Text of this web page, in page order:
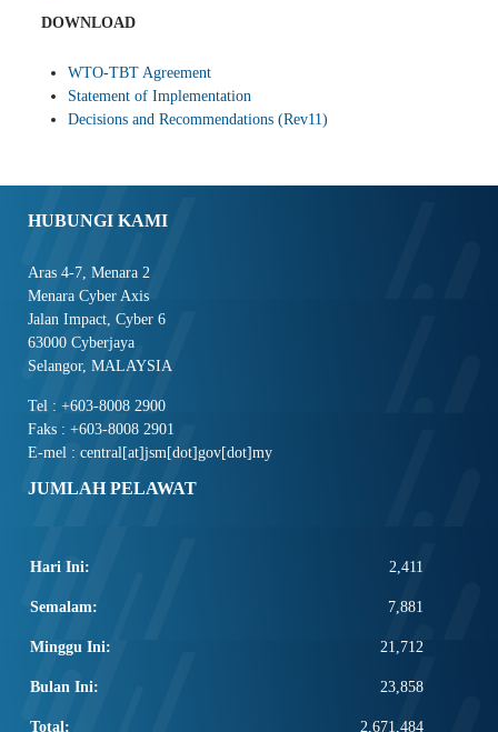
DOWNLOAD
WTO-TBT Agreement
Statement of Implementation
Decisions and Recommendations (Rev11)
HUBUNGI KAMI
Aras 4-7, Menara 2
Menara Cyber Axis
Jalan Impact, Cyber 6
63000 Cyberjaya
Selangor, MALAYSIA
Tel : +603-8008 2900
Faks : +603-8008 2901
E-mel : central[at]jsm[dot]gov[dot]my
JUMLAH PELAWAT
Hari Ini: 2,411
Semalam: 7,881
Minggu Ini: 21,712
Bulan Ini: 23,858
Total: 2,671,484